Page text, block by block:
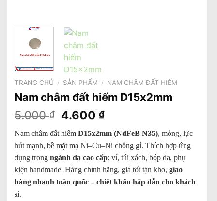
TRANG CHỦ / SẢN PHẨM / NAM CHÂM ĐẤT HIẾM
Nam châm đất hiếm D15x2mm
5.000₫
Giá
gốc
là:
5.000 ₫.
4.600₫Giá
tại
là:
4.600 ₫.
Nam châm đất hiếm D15x2mm (NdFeB N35), mỏng, lực
hút mạnh, bề mặt mạ Ni–Cu–Ni chống gỉ. Thích hợp ứng
dụng trong ngành da cao cấp: ví, túi xách, bóp da, phụ
kiện handmade. Hàng chính hãng, giá tốt tận kho, giao
hàng nhanh toàn quốc – chiết khấu hấp dẫn cho khách
sỉ.